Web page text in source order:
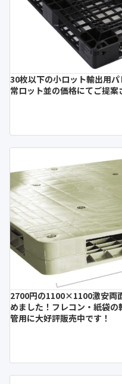
30枚以下の小ロット輸出用
常ロット並の価格にてご提案
2700円の1100×1100激安両
めました！フレコン・紙袋
管用に大好評販売中です！